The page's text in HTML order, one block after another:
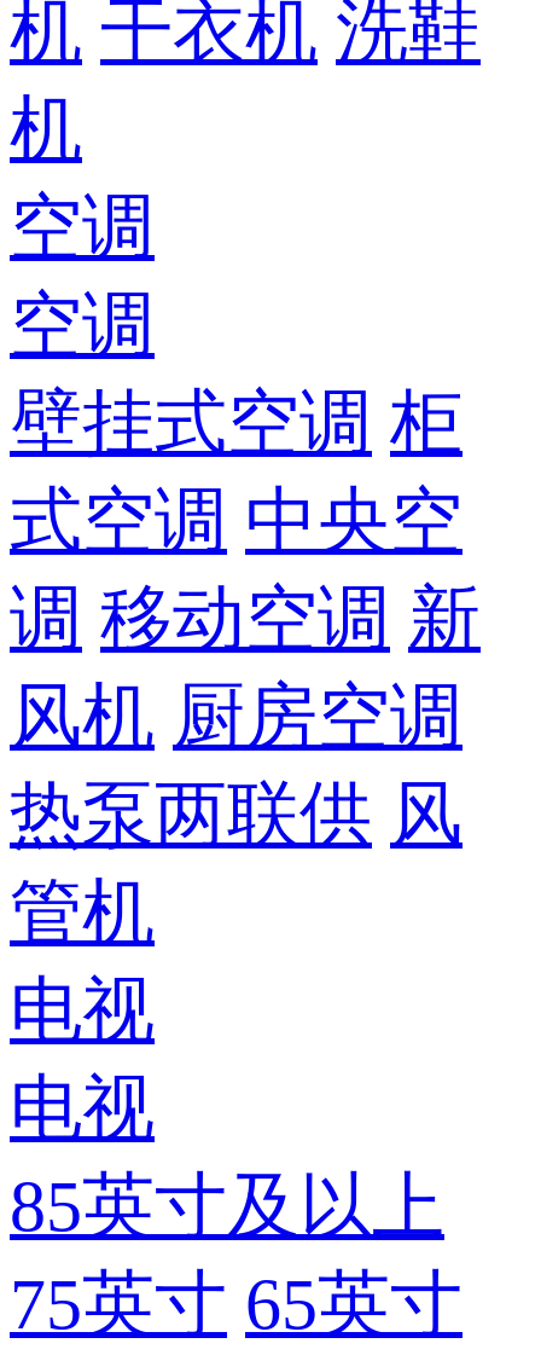
机 干衣机 洗鞋
机
空调
空调
壁挂式空调 柜
式空调 中央空
调 移动空调 新
风机 厨房空调
热泵两联供 风
管机
电视
电视
85英寸及以上
75英寸 65英寸